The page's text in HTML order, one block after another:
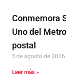
Conmemora
Uno del
postal
5 de agosto de 2026
Leer más »